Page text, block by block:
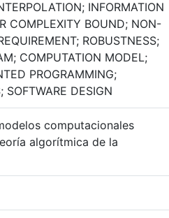
INFORMATION
COMPLEXITY BOUND; NON-
ROBUSTNESS;
COMPUTATION MODEL;
PROGRAMMING;
SOFTWARE DESIGN
computacionales
algorítmica de la